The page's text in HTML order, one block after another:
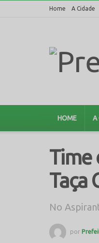
Home A Cidade
HOME A
Time
Taça
No
por